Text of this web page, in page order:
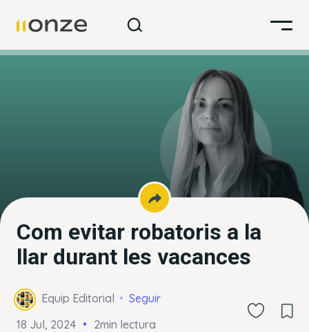
Com evitar robatoris a la
llar durant les vacances
Equip Editorial
Seguir
18 Jul, 2024
2min lectura